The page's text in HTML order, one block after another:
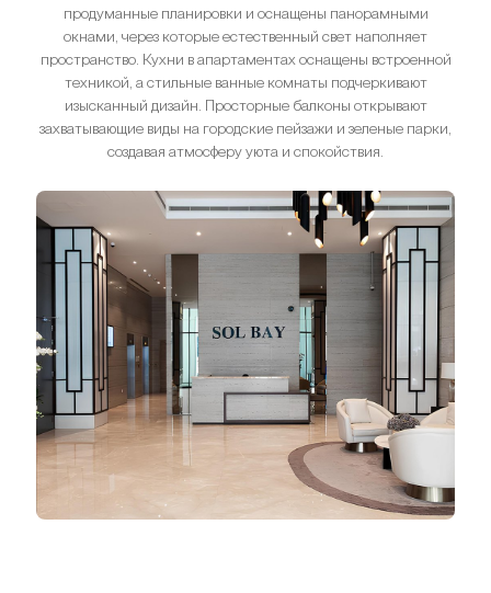
продуманные планировки и оснащены панорамными
окнами, через которые естественный свет наполняет
пространство. Кухни в апартаментах оснащены встроенной
техникой, а стильные ванные комнаты подчеркивают
изысканный дизайн. Просторные балконы открывают
захватывающие виды на городские пейзажи и зеленые парки,
создавая атмосферу уюта и спокойствия.